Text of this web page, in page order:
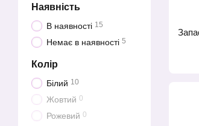
Наявність
В наявності 15
Немає в наявності 5
Колір
Білий 10
Жовтий 0
Рожевий 0